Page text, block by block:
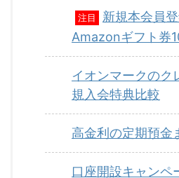
注目
新規本会員
Amazonギフト券
イオンマークのク
規入会特典比較
高金利の定期預金
口座開設キャンペ